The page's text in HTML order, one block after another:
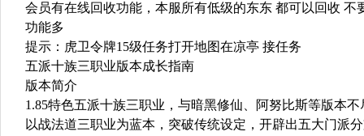
会员有在线回收功能，本服所有低级的东东 都可以回收
功能多
提示：虎卫令牌15级任务打开地图在凉亭 接任务
五派十族三职业版本成长指南
版本简介
1.85特色五派十族三职业，与暗黑修仙、阿努比斯等版本
以战法道三职业为蓝本，突破传统设定，开辟出五大门派